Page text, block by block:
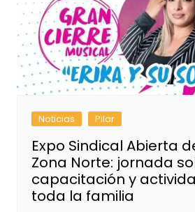
Noticias Pilar
Expo Sindical Abierta
Zona Norte: jornada
capacitación y
toda la familia